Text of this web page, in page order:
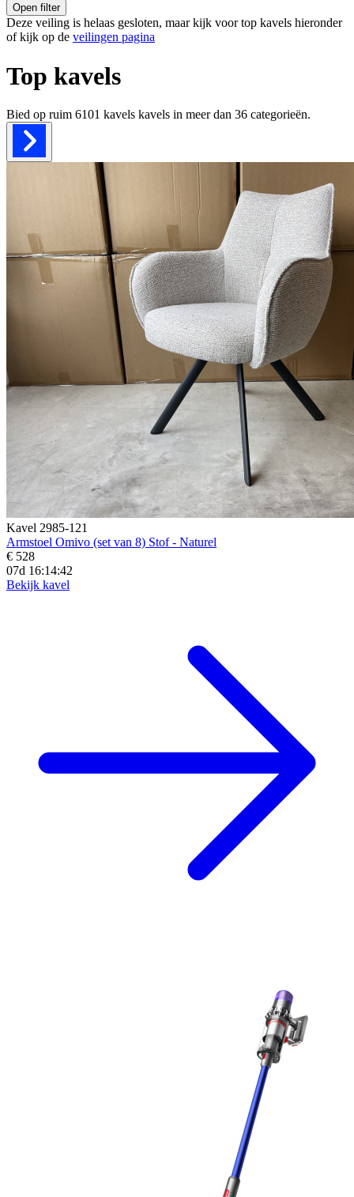
Open filter
Deze veiling is helaas gesloten, maar kijk voor top kavels hieronder
of kijk op de veilingen pagina
Top kavels
Bied op ruim 6101 kavels kavels in meer dan 36 categorieën.
Kavel 2985-121
Armstoel Omivo (set van 8) Stof - Naturel
€ 528
07d 16:14:40
Bekijk kavel